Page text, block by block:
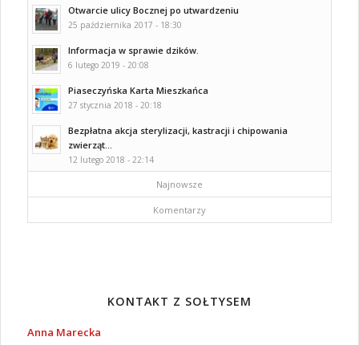
Otwarcie ulicy Bocznej po utwardzeniu
25 października 2017 - 18:30
Informacja w sprawie dzików.
6 lutego 2019 - 20:08
Piaseczyńska Karta Mieszkańca
27 stycznia 2018 - 20:18
Bezpłatna akcja sterylizacji, kastracji i chipowania
zwierząt...
12 lutego 2018 - 22:14
Najnowsze
Komentarzy
KONTAKT Z SOŁTYSEM
Anna Marecka